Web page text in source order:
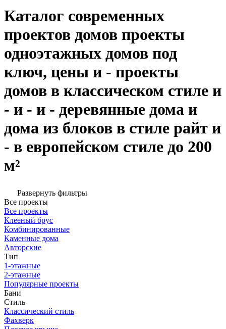
Каталог современных
проектов домов проекты
одноэтажных домов под
ключ, цены и - проекты
домов в классическом стиле и
- и - и - деревянные дома и
дома из блоков в стиле райт и
- в европейском стиле до 200
м²
Развернуть фильтры
Все проекты
Все проекты
Клееный брус
Комбинированные
Каменные дома
Авторские
Тип
1-этажные
2-этажные
Популярные проекты
Бани
Стиль
Классический стиль
Фахверк